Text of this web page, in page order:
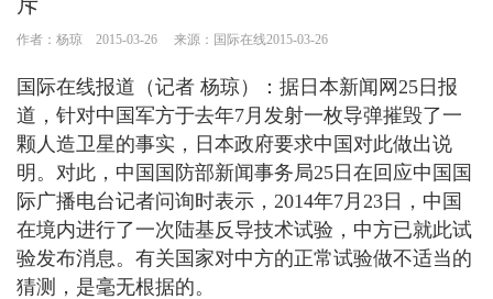
作者：杨琼 2015-03-26 来源：国际在线2015-03-26
国际在线报道（记者 杨琼）：据日本新闻网25日报
道，针对中国军方于去年7月发射一枚导弹摧毁了一
颗人造卫星的事实，日本政府要求中国对此做出说
明。对此，中国国防部新闻事务局25日在回应中国国
际广播电台记者问询时表示，2014年7月23日，中国
在境内进行了一次陆基反导技术试验，中方已就此试
验发布消息。有关国家对中方的正常试验做不适当的
猜测，是毫无根据的。